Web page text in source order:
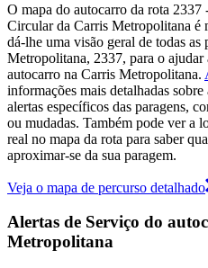
O mapa do autocarro da rota
Circular da Carris Metropolitana é
dá-lhe uma visão geral de todas as
Metropolitana, 2337, para o ajudar
autocarro na Carris Metropolitana.
informações mais detalhadas
alertas específicos das paragens,
ou mudadas. Também pode ver a
real no mapa da rota para saber
aproximar-se da sua paragem.
Veja o mapa de percurso detalhado
Alertas de Serviço do
Metropolitana